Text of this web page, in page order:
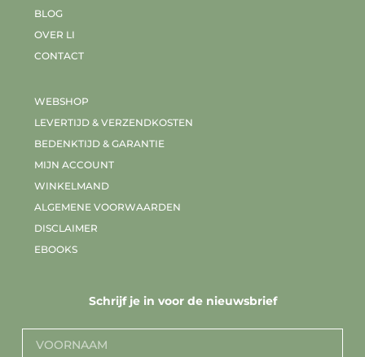
BLOG
OVER LI
CONTACT
WEBSHOP
LEVERTIJD & VERZENDKOSTEN
BEDENKTIJD & GARANTIE
MIJN ACCOUNT
WINKELMAND
ALGEMENE VOORWAARDEN
DISCLAIMER
EBOOKS
Schrijf je in voor de nieuwsbrief